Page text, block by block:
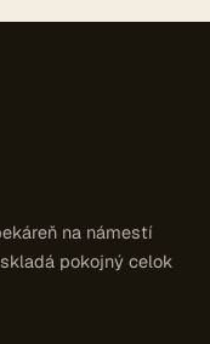
na námestí
pokojný celok